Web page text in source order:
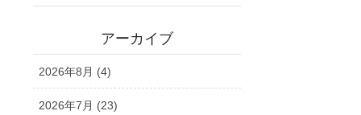
アーカイブ
2026年8月 (4)
2026年7月 (23)